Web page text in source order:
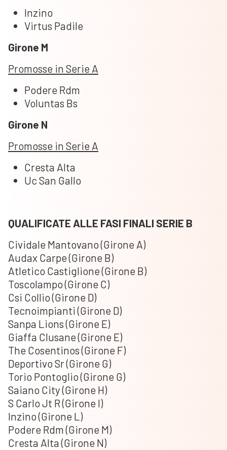
Inzino
Virtus Padile
Girone M
Promosse in Serie A
Podere Rdm
Voluntas Bs
Girone N
Promosse in Serie A
Cresta Alta
Uc San Gallo
QUALIFICATE ALLE FASI FINALI SERIE B
Cividale Mantovano (Girone A)
Audax Carpe (Girone B)
Atletico Castiglione (Girone B)
Toscolampo (Girone C)
Csi Collio (Girone D)
Tecnoimpianti (Girone D)
Sanpa Lions (Girone E)
Giaffa Clusane (Girone E)
The Cosentinos (Girone F)
Deportivo Sr (Girone G)
Torio Pontoglio (Girone G)
Saiano City (Girone H)
S Carlo Jt R (Girone I)
Inzino (Girone L)
Podere Rdm (Girone M)
Cresta Alta (Girone N)